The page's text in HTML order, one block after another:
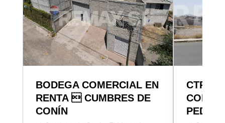
BODEGA COMERCIAL EN
RENTA  CUMBRES DE
CONÍN
CTR
PEDRO